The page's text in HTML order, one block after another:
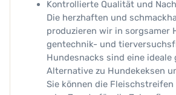
Kontrollierte Qualität und
Die herzhaften und
produzieren wir in sorgsamer
gentechnik- und
Hundesnacks sind eine
Alternative zu Hundekeksen
Sie können die Fleischstreifen